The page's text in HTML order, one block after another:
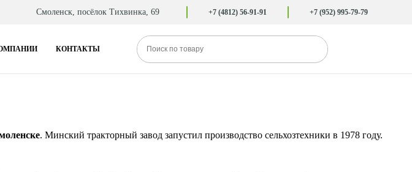
Смоленск, посёлок Тихвинка, 69 +7 (4812) 56-91-91 +7 (952) 995-79-79
КОНТАКТЫ
. Минский тракторный завод запустил производство сельхозтехники в 1978 году.